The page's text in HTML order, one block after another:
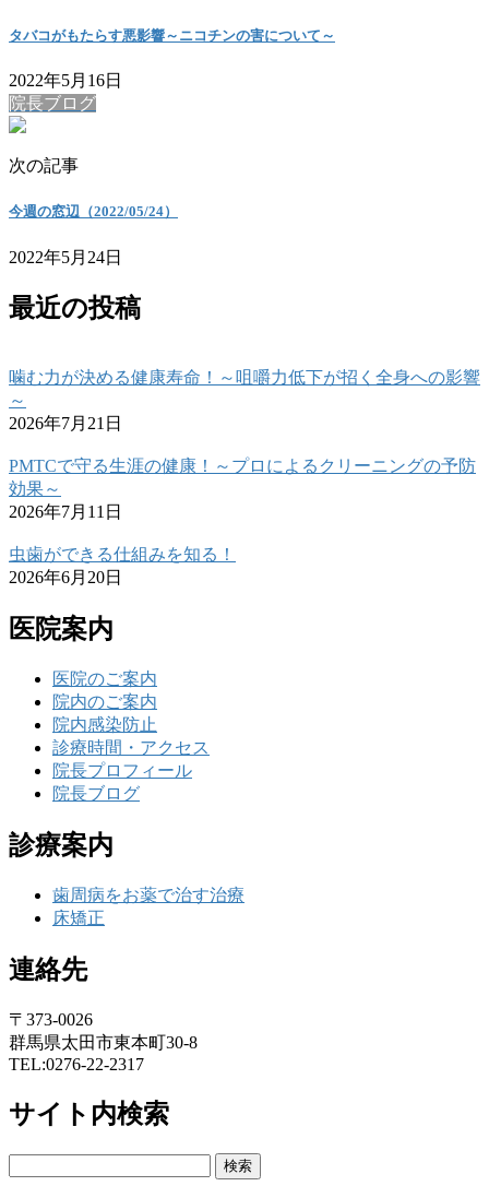
タバコがもたらす悪影響～ニコチンの害について～
2022年5月16日
院長ブログ
次の記事
今週の窓辺（2022/05/24）
2022年5月24日
最近の投稿
噛む力が決める健康寿命！～咀嚼力低下が招く全身への影響
～
2026年7月21日
PMTCで守る生涯の健康！～プロによるクリーニングの予防
効果～
2026年7月11日
虫歯ができる仕組みを知る！
2026年6月20日
医院案内
医院のご案内
院内のご案内
院内感染防止
診療時間・アクセス
院長プロフィール
院長ブログ
診療案内
歯周病をお薬で治す治療
床矯正
連絡先
〒373-0026
群馬県太田市東本町30-8
TEL:0276-22-2317
サイト内検索